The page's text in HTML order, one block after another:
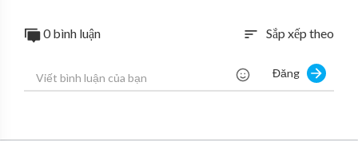
0 bình luận sort Sắp xếp theo
Đăng